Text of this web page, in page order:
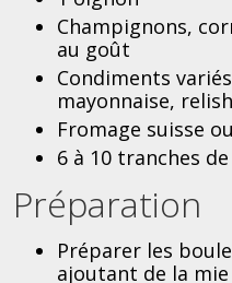
Champignons,
au goût
Condiments
mayonnaise,
Fromage suisse
6 à 10 tranches
Préparation
Préparer les
ajoutant de la